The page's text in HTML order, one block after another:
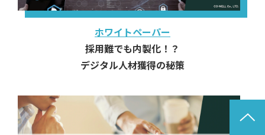
ホワイトペーパー
採用難でも内製化！？
デジタル人材獲得の秘策